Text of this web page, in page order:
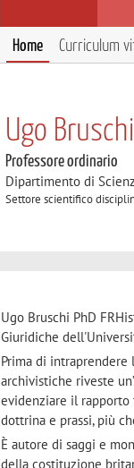
Home Curriculum
Ugo Bruschi
Professore ordinario
Dipartimento di
Settore scientifico
Ugo Bruschi PhD
Giuridiche
Prima di intraprendere
archivistiche riveste
evidenziare il rapporto
dottrina e prassi, più
È autore di saggi e
della costituzione